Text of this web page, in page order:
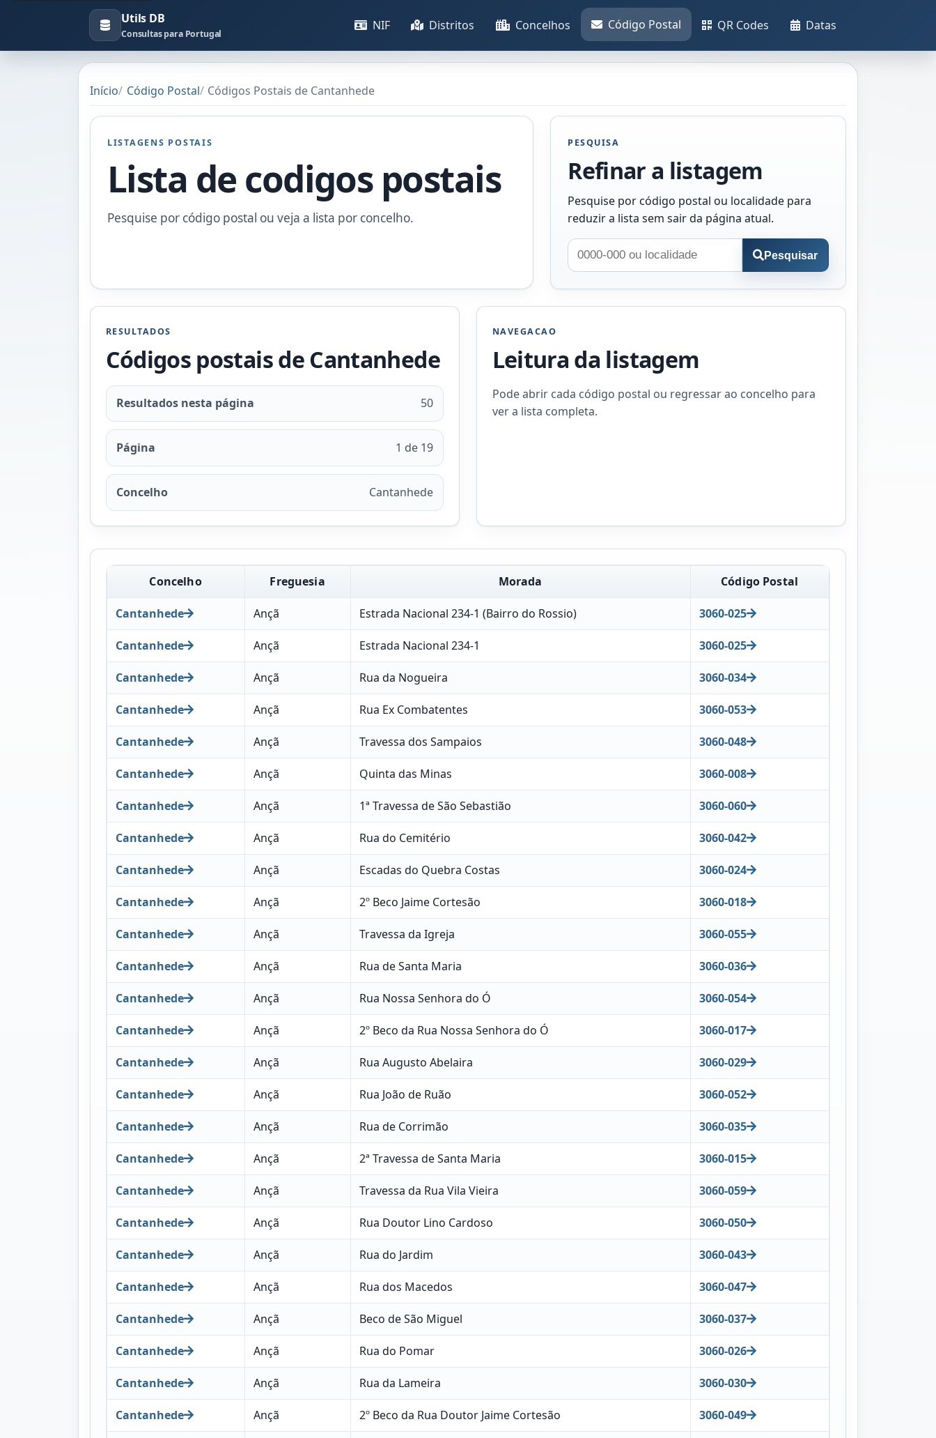
Utils DB
Consultas para Portugal
NIF Distritos Concelhos Código Postal QR Codes Datas
Início Código Postal Códigos Postais de Cantanhede
LISTAGENS POSTAIS
Lista de codigos postais
Pesquise por código postal ou veja a lista por concelho.
PESQUISA
Refinar a listagem
Pesquise por código postal ou localidade para
reduzir a lista sem sair da página atual.
Pesquisar
RESULTADOS
Códigos postais de Cantanhede
Resultados nesta página 50
Página 1 de 19
Concelho Cantanhede
NAVEGACAO
Leitura da listagem
Pode abrir cada código postal ou regressar ao concelho para
ver a lista completa.
Concelho Freguesia Morada Código Postal
Cantanhede Ançã Estrada Nacional 234-1 (Bairro do Rossio) 3060-025
Cantanhede Ançã Estrada Nacional 234-1 3060-025
Cantanhede Ançã Rua da Nogueira 3060-034
Cantanhede Ançã Rua Ex Combatentes 3060-053
Cantanhede Ançã Travessa dos Sampaios 3060-048
Cantanhede Ançã Quinta das Minas 3060-008
Cantanhede Ançã 1ª Travessa de São Sebastião 3060-060
Cantanhede Ançã Rua do Cemitério 3060-042
Cantanhede Ançã Escadas do Quebra Costas 3060-024
Cantanhede Ançã 2º Beco Jaime Cortesão 3060-018
Cantanhede Ançã Travessa da Igreja 3060-055
Cantanhede Ançã Rua de Santa Maria 3060-036
Cantanhede Ançã Rua Nossa Senhora do Ó 3060-054
Cantanhede Ançã 2º Beco da Rua Nossa Senhora do Ó 3060-017
Cantanhede Ançã Rua Augusto Abelaira 3060-029
Cantanhede Ançã Rua João de Ruão 3060-052
Cantanhede Ançã Rua de Corrimão 3060-035
Cantanhede Ançã 2ª Travessa de Santa Maria 3060-015
Cantanhede Ançã Travessa da Rua Vila Vieira 3060-059
Cantanhede Ançã Rua Doutor Lino Cardoso 3060-050
Cantanhede Ançã Rua do Jardim 3060-043
Cantanhede Ançã Rua dos Macedos 3060-047
Cantanhede Ançã Beco de São Miguel 3060-037
Cantanhede Ançã Rua do Pomar 3060-026
Cantanhede Ançã Rua da Lameira 3060-030
Cantanhede Ançã 2º Beco da Rua Doutor Jaime Cortesão 3060-049